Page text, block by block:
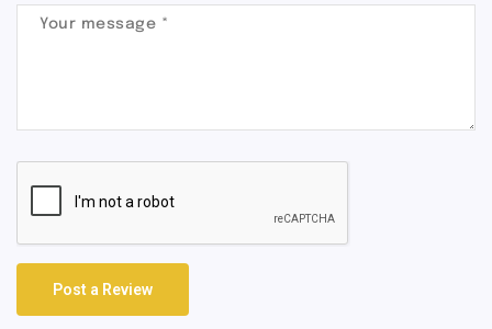
Post a Review